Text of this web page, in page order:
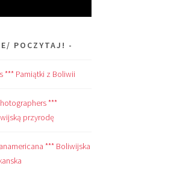
POCZYTAJ!
*** Pamiątki z Boliwii
***
przyrodę
*** Boliwijska